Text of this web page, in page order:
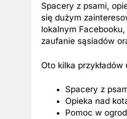
Spacery z psami,
się dużym
lokalnym
zaufanie sąsiadów
Oto kilka
Spacery z
Opieka nad
Pomoc w